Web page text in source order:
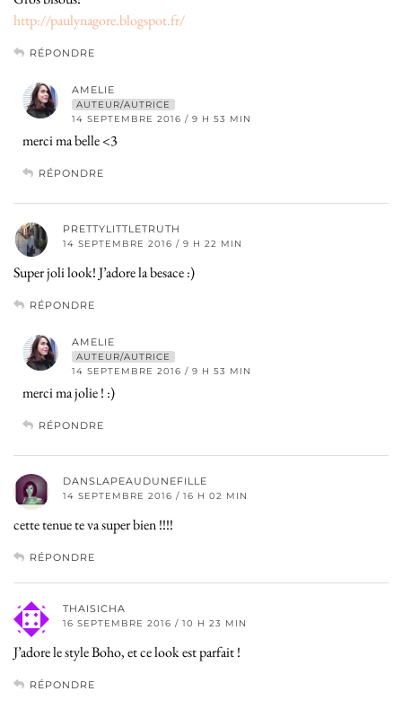
http://paulynagore.blogspot.fr/
RÉPONDRE
AMELIE
AUTEUR/AUTRICE
14 SEPTEMBRE 2016 / 9 H 53 MIN
merci ma belle <3
RÉPONDRE
PRETTYLITTLETRUTH
14 SEPTEMBRE 2016 / 9 H 22 MIN
Super joli look! J’adore la besace :)
RÉPONDRE
AMELIE
AUTEUR/AUTRICE
14 SEPTEMBRE 2016 / 9 H 53 MIN
merci ma jolie ! :)
RÉPONDRE
DANSLAPEAUDUNEFILLE
14 SEPTEMBRE 2016 / 16 H 02 MIN
cette tenue te va super bien !!!!
RÉPONDRE
THAISICHA
16 SEPTEMBRE 2016 / 10 H 23 MIN
J’adore le style Boho, et ce look est parfait !
RÉPONDRE